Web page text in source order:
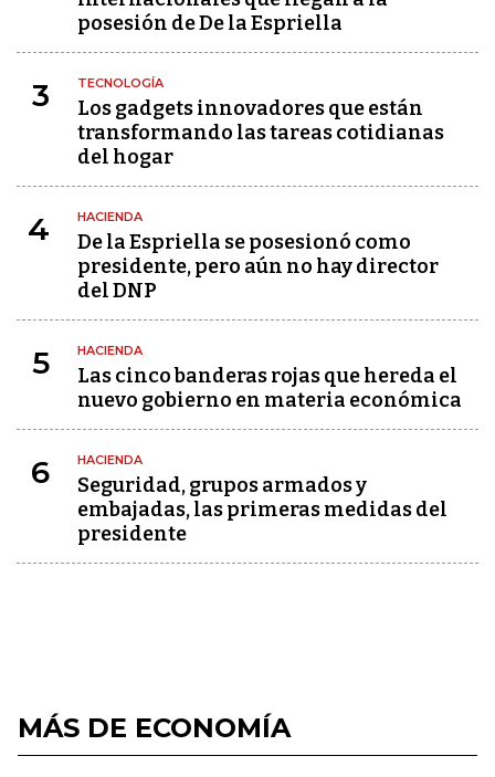
posesión de De la Espriella
3 TECNOLOGÍA
Los gadgets innovadores que están
transformando las tareas cotidianas
del hogar
4 HACIENDA
De la Espriella se posesionó como
presidente, pero aún no hay director
del DNP
5 HACIENDA
Las cinco banderas rojas que hereda el
nuevo gobierno en materia económica
6 HACIENDA
Seguridad, grupos armados y
embajadas, las primeras medidas del
presidente
MÁS DE ECONOMÍA